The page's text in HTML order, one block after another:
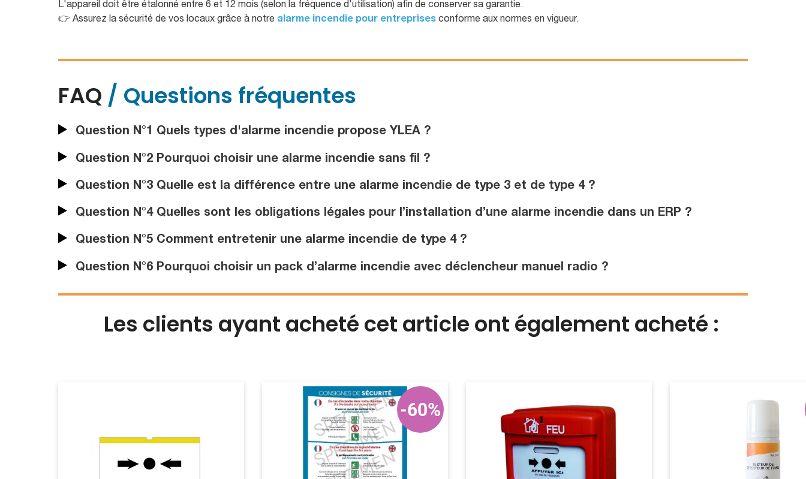
L'appareil doit être étalonné entre 6 et 12 mois (selon la fréquence d'utilisation) afin de conserver sa garantie.
👉 Assurez la sécurité de vos locaux grâce à notre alarme incendie pour entreprises conforme aux normes en vigueur.
FAQ / Questions fréquentes
Question N°1 Quels types d'alarme incendie propose YLEA ?
Question N°2 Pourquoi choisir une alarme incendie sans fil ?
Question N°3 Quelle est la différence entre une alarme incendie de type 3 et de type 4 ?
Question N°4 Quelles sont les obligations légales pour l’installation d’une alarme incendie dans un ERP ?
Question N°5 Comment entretenir une alarme incendie de type 4 ?
Question N°6 Pourquoi choisir un pack d’alarme incendie avec déclencheur manuel radio ?
Les clients ayant acheté cet article ont également acheté :
-60%